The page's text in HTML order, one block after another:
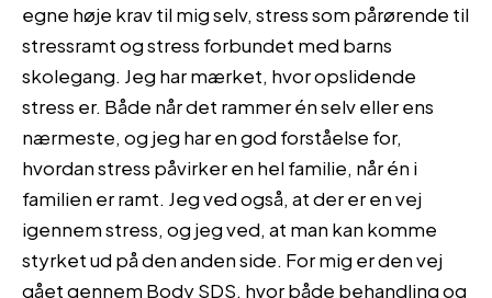
egne høje krav til mig selv, stress som pårørende til
stressramt og stress forbundet med barns
skolegang. Jeg har mærket, hvor opslidende
stress er. Både når det rammer én selv eller ens
nærmeste, og jeg har en god forståelse for,
hvordan stress påvirker en hel familie, når én i
familien er ramt. Jeg ved også, at der er en vej
igennem stress, og jeg ved, at man kan komme
styrket ud på den anden side. For mig er den vej
gået gennem Body SDS, hvor både behandling og